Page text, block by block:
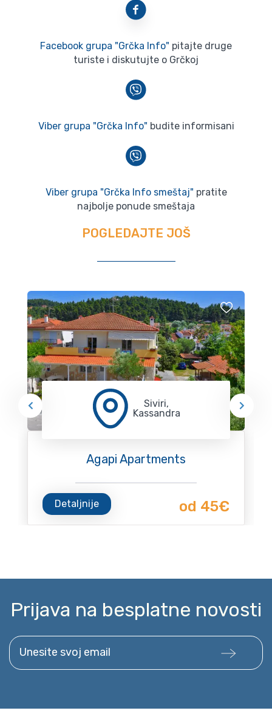
Facebook grupa "Grčka Info" pitajte druge
turiste i diskutujte o Grčkoj
Viber grupa "Grčka Info" budite informisani
Viber grupa "Grčka Info smeštaj" pratite
najbolje ponude smeštaja
POGLEDAJTE JOŠ
Siviri,
Kassandra
Agapi Apartments
Detaljnije od 45€
Prijava na besplatne novosti
Unesite svoj email